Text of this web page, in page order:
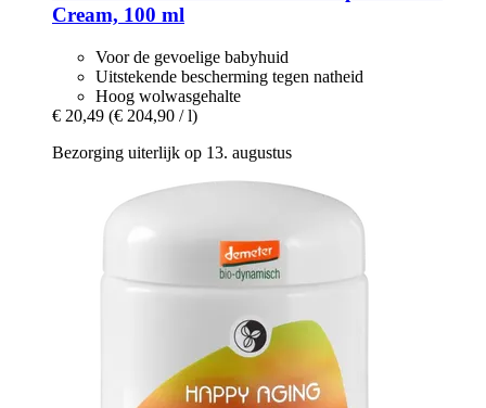
Cream, 100 ml
Voor de gevoelige babyhuid
Uitstekende bescherming tegen natheid
Hoog wolwasgehalte
€ 20,49 (€ 204,90 / l)
Bezorging uiterlijk op 13. augustus